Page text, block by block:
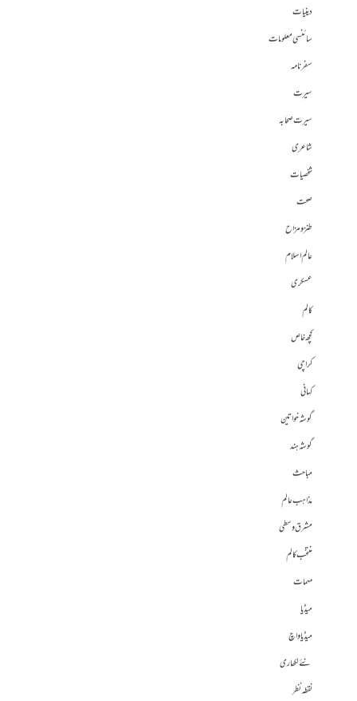
دینیات
سائنسی معلومات
سفرنامہ
سیرت
سیرت صحابہ
شاعری
شخصیات
صحت
طنز و مزاح
عالم اسلام
عسکری
کالم
کچھ خاص
کراچی
کہانی
گوشہ خواتین
گوشہ ہند
مباحث
مذاہب عالم
مشرق وسطی
منتخب کالم
مہمات
میڈیا
میڈیا واچ
نئے لکھاری
نقطہ نظر